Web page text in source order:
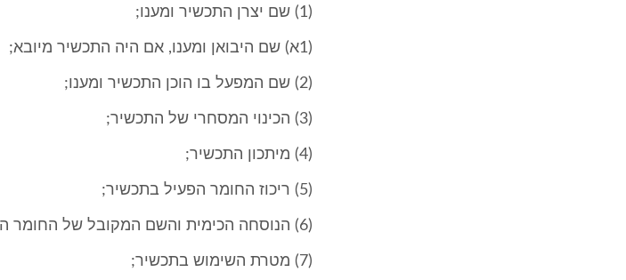
(1) שם יצרן התכשיר ומענו;
(1א) שם היבואן ומענו, אם היה התכשיר מיובא;
(2) שם המפעל בו הוכן התכשיר ומענו;
(3) הכינוי המסחרי של התכשיר;
(4) מיתכון התכשיר;
(5) ריכוז החומר הפעיל בתכשיר;
(6) הנוסחה הכימית והשם המקובל של החומר הפעיל;
(7) מטרת השימוש בתכשיר;